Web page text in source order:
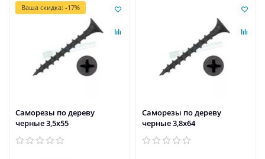
Ваша скидка: -17%
Саморезы по дереву
черные 3,5х55
Саморезы по дереву
черные 3,8х64